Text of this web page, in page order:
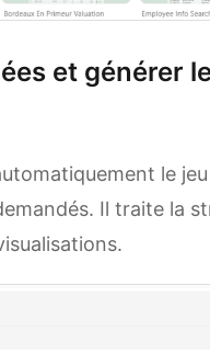
et générer
le
Il traite la